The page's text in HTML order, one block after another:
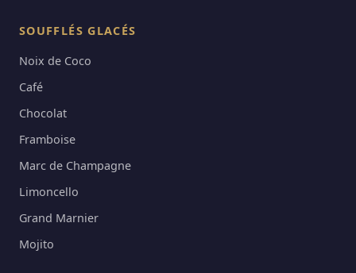
SOUFFLÉS GLACÉS
Noix de Coco
Café
Chocolat
Framboise
Marc de Champagne
Limoncello
Grand Marnier
Mojito